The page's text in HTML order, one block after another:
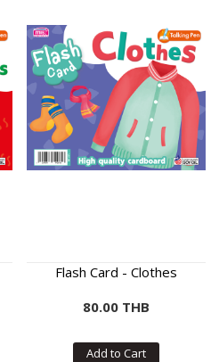
Flash Card - Clothes
80.00 THB
Add to Cart